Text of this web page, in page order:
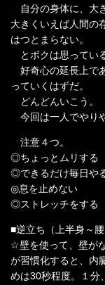
自分の身体に、大
大きくいえば人間の
はつとまらない。
とボクは思っている
好奇心の延長上で
っていくはずだ。
どんどんいこう。
今回は一人でやり
注意４つ。
◎ちょっとムリする
◎できるだけ毎日や
◎息を止めない
◎ストレッチをする
■逆立ち（上半身～腰
☆壁を使って、壁が
が習慣化すると、内
めは30秒程度。１分